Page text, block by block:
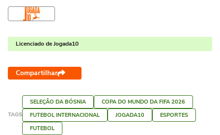
Licenciado de Jogada10
Compartilhar
TAGS
SELEÇÃO DA BÓSNIA
COPA DO MUNDO DA FIFA 2026
FUTEBOL INTERNACIONAL
JOGADA10
ESPORTES
FUTEBOL